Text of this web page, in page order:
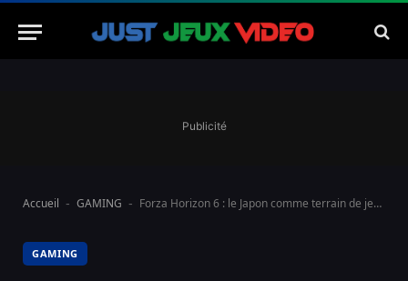
Publicité
Accueil - GAMING - Forza Horizon 6 : le Japon comme terrain de jeu ultime, entre liberté totale et culture automobile
GAMING